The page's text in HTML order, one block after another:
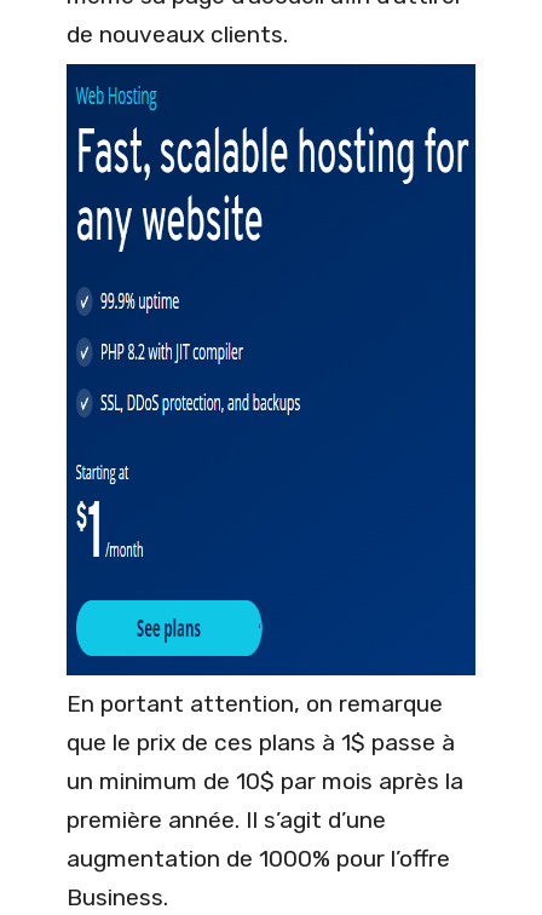
de nouveaux clients.
En portant attention, on remarque
que le prix de ces plans à 1$ passe à
un minimum de 10$ par mois après la
première année. Il s’agit d’une
augmentation de 1000% pour l’offre
Business.